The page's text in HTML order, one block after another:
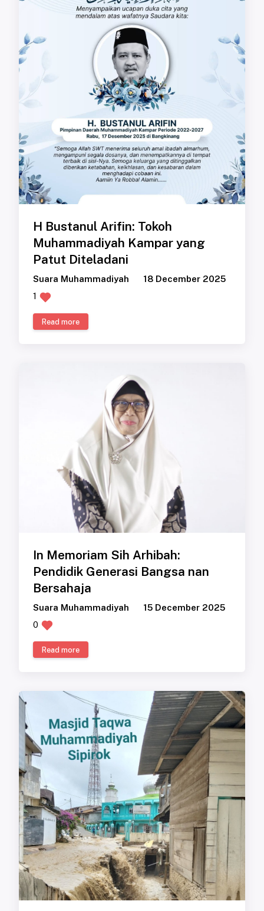
H Bustanul Arifin: Tokoh
Muhammadiyah Kampar yang
Patut Diteladani
Suara Muhammadiyah
18 December 2025
1
Read more
In Memoriam Sih Arhibah:
Pendidik Generasi Bangsa nan
Bersahaja
Suara Muhammadiyah
15 December 2025
0
Read more